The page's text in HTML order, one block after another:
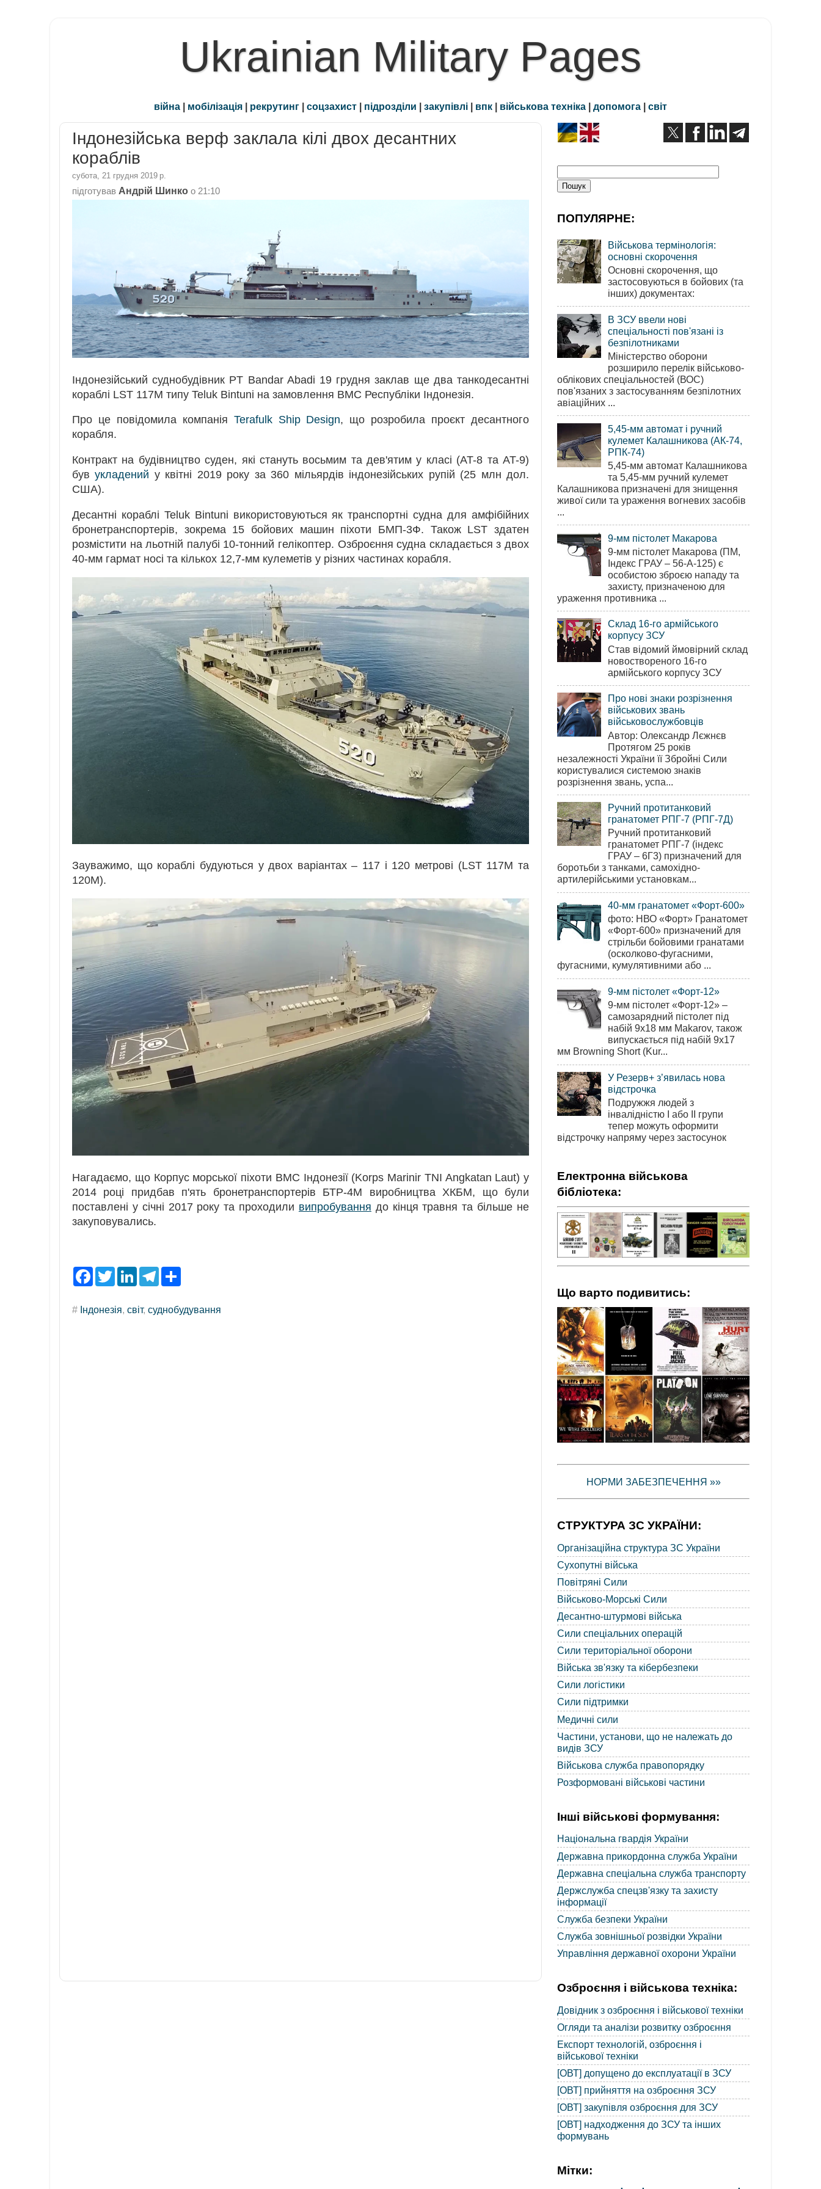
Ukrainian Military Pages
війна | мобілізація | рекрутинг | соцзахист | підрозділи | закупівлі | впк | військова техніка | допомога | світ
Індонезійська верф заклала кілі двох десантних
кораблів
субота, 21 грудня 2019 р.
підготував Андрій Шинко о 21:10
Індонезійський суднобудівник PT Bandar Abadi 19 грудня заклав ще два танкодесантні
кораблі LST 117M типу Teluk Bintuni на замовлення ВМС Республіки Індонезія.
Про це повідомила компанія Terafulk Ship Design, що розробила проєкт десантного
корабля.
Контракт на будівництво суден, які стануть восьмим та дев'ятим у класі (AT-8 та AT-9)
бувукладений у квітні 2019 року за 360 мільярдів індонезійських рупій (25 млн дол.
США).
Десантні кораблі Teluk Bintuni використовуються як транспортні судна для амфібійних
бронетранспортерів, зокрема 15 бойових машин піхоти БМП-3Ф. Також LST здатен
розмістити на льотній палубі 10-тонний гелікоптер. Озброєння судна складається з двох
40-мм гармат носі та кількох 12,7-мм кулеметів у різних частинах корабля.
Зауважимо, що кораблі будуються у двох варіантах – 117 і 120 метрові (LST 117M та
120M).
Нагадаємо, що Корпус морської піхоти ВМС Індонезії (Korps Marinir TNI Angkatan Laut) у
2014 році придбав п'ять бронетранспортерів БТР-4М виробництва ХКБМ, що були
поставлені у січні 2017 року та проходили випробування до кінця травня та більше не
закуповувались.
F
a
b
T
w
t
L
e
T
g
e
# Індонезія, світ, суднобудування
ПОПУЛЯРНЕ:
Військова термінологія:
основні скорочення
Основні скорочення, що
застосовуються в бойових (та
інших) документах:
В ЗСУ ввели нові
спеціальності пов'язані із
безпілотниками
Міністерство оборони
розширило перелік військово-
облікових спеціальностей (ВОС)
пов'язаних з застосуванням безпілотних
авіаційних ...
5,45-мм автомат і ручний
кулемет Калашникова (АК-74,
РПК-74)
5,45-мм автомат Калашникова
та 5,45-мм ручний кулемет
Калашникова призначені для знищення
живої сили та ураження вогневих засобів
...
9-мм пістолет Макарова
9-мм пістолет Макарова (ПМ,
Індекс ГРАУ – 56-А-125) є
особистою зброєю нападу та
захисту, призначеною для
ураження противника ...
Склад 16-го армійського
корпусу ЗСУ
Став відомий ймовірний склад
новоствореного 16-го
армійського корпусу ЗСУ
Про нові знаки розрізнення
військових звань
військовослужбовців
Автор: Олександр Лєжнєв
Протягом 25 років
незалежності України її Збройні Сили
користувалися системою знаків
розрізнення звань, успа...
Ручний протитанковий
гранатомет РПГ-7 (РПГ-7Д)
Ручний протитанковий
гранатомет РПГ-7 (індекс
ГРАУ – 6Г3) призначений для
боротьби з танками, самохідно-
артилерійськими установкам...
40-мм гранатомет «Форт-600»
фото: НВО «Форт» Гранатомет
«Форт-600» призначений для
стрільби бойовими гранатами
(осколково-фугасними,
фугасними, кумулятивними або ...
9-мм пістолет «Форт-12»
9-мм пістолет «Форт-12» –
самозарядний пістолет під
набій 9х18 мм Makarov, також
випускається під набій 9х17
мм Browning Short (Kur...
У Резерв+ з’явилась нова
відстрочка
Подружжя людей з
інвалідністю І або ІІ групи
тепер можуть оформити
відстрочку напряму через застосунок
Електронна військова
бібліотека:
Що варто подивитись:
НОРМИ ЗАБЕЗПЕЧЕННЯ »»
СТРУКТУРА ЗС УКРАЇНИ:
Організаційна структура ЗС України
Сухопутні війська
Повітряні Сили
Військово-Морські Сили
Десантно-штурмові війська
Сили спеціальних операцій
Сили територіальної оборони
Війська зв'язку та кібербезпеки
Сили логістики
Сили підтримки
Медичні сили
Частини, установи, що не належать до
видів ЗСУ
Військова служба правопорядку
Розформовані військові частини
Інші військові формування:
Національна гвардія України
Державна прикордонна служба України
Державна спеціальна служба транспорту
Держслужба спецзв'язку та захисту
інформації
Служба безпеки України
Служба зовнішньої розвідки України
Управління державної охорони України
Озброєння і військова техніка:
Довідник з озброєння і військової техніки
Огляди та аналізи розвитку озброєння
Експорт технологій, озброєння і
військової техніки
[ОВТ] допущено до експлуатації в ЗСУ
[ОВТ] прийняття на озброєння ЗСУ
[ОВТ] закупівля озброєння для ЗСУ
[ОВТ] надходження до ЗСУ та інших
формувань
Мітки: